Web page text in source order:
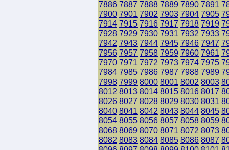
7886 7887 7888 7889 7890 7891
7900 7901 7902 7903 7904 7905
7914 7915 7916 7917 7918 7919
7928 7929 7930 7931 7932 7933
7942 7943 7944 7945 7946 7947
7956 7957 7958 7959 7960 7961
7970 7971 7972 7973 7974 7975
7984 7985 7986 7987 7988 7989
7998 7999 8000 8001 8002 8003
8012 8013 8014 8015 8016 8017
8026 8027 8028 8029 8030 8031
8040 8041 8042 8043 8044 8045
8054 8055 8056 8057 8058 8059
8068 8069 8070 8071 8072 8073
8082 8083 8084 8085 8086 8087